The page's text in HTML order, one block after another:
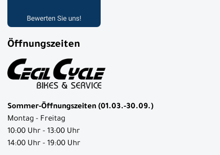
Öffnungszeiten
Sommer-Öffnungszeiten (01.03.-30.09.)
Montag - Freitag
10:00 Uhr - 13:00 Uhr
14:00 Uhr - 19:00 Uhr